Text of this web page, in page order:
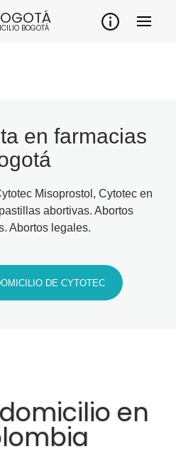
BOGOTÁ
en farmacias
Misoprostol, Cytotec en
abortivas. Abortos
Abortos legales.
DE CYTOTEC
en